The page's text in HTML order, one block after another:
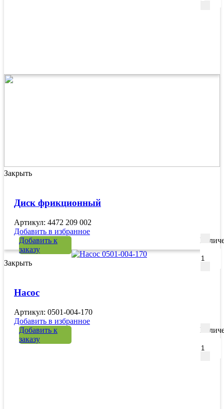
Закрыть
Диск фрикционный
Артикул: 4472 209 002
Добавить в избранное
Добавить к
заказу
Закрыть
Насос
Артикул: 0501-004-170
Добавить в избранное
Добавить к
заказу